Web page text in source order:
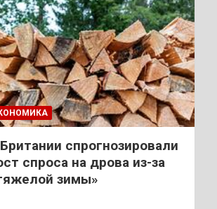
спрогнозировали
спроса на дрова из-за
зимы»